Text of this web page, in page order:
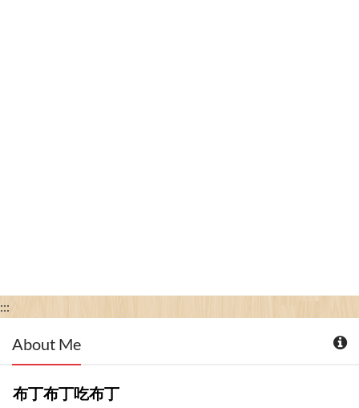
:::
About Me
布丁布丁吃布丁